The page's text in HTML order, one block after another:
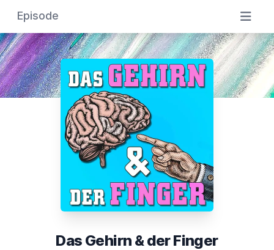
Episode
Das Gehirn & der Finger